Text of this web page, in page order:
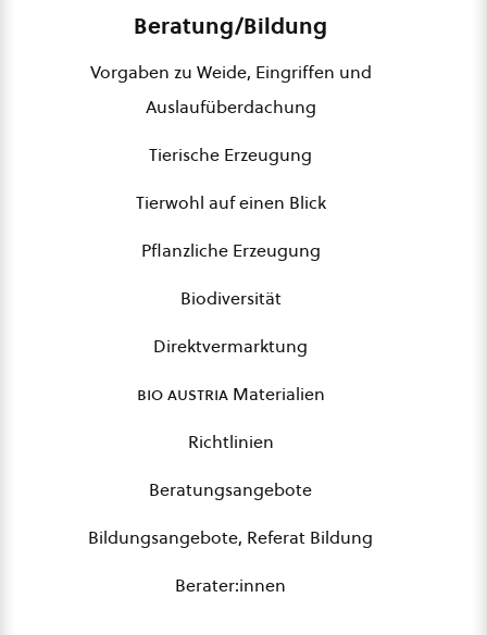
Beratung/Bildung
Vorgaben zu Weide, Eingriffen und
Auslaufüberdachung
Tierische Erzeugung
Tierwohl auf einen Blick
Pflanzliche Erzeugung
Biodiversität
Direktvermarktung
bio austriaMaterialien
Richtlinien
Beratungsangebote
Bildungsangebote, Referat Bildung
Berater:innen